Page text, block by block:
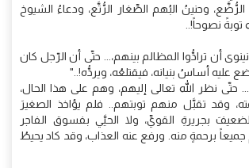
وحنينُ البُهم الصِّغار الرُّتَّع، ودعاءُ الشيوخ
توبةً نصوحاً!..
أن ترادُّوا المظالم بينهم،... حتّى أن الرّجل كان
عليه أساسُ بنيانه، فيقتلعُه، ويردُّه!.."
حتّى نظر الله تعالى إليهم، وهم على هذا الحال،
وقد تقبَّل منهم توبتهم.. فلم يؤاخذ الصغيرَ
بجريرةِ القويِّ، ولا الحييَّ بفسوق الفاجر
برحمةٍ منه. ورفع عنه العذاب، وقد كاد يحيطُ